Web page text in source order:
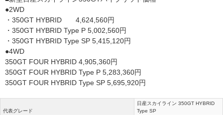
●2WD
・350GT HYBRID 4,624,560円
・350GT HYBRID Type P 5,002,560円
・350GT HYBRID Type SP 5,415,120円
●4WD
350GT FOUR HYBRID 4,905,360円
350GT FOUR HYBRID Type P 5,283,360円
350GT FOUR HYBRID Type SP 5,695,920円
代表グレード
日産スカイライン 350GT HYBRID
Type SP